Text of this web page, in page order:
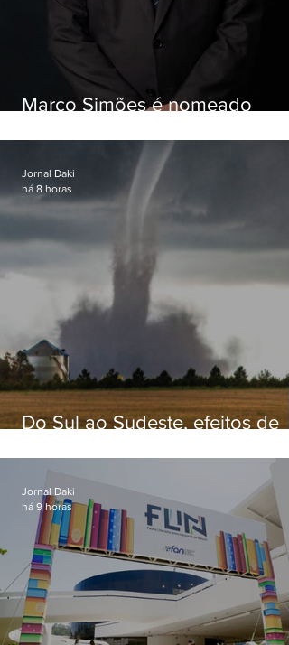
Marco Simões é nomeado
Do Sul ao Sudeste, efeitos de
apreensão na população
Jornal Daki
há 8 horas
Jornal Daki
há 9 horas